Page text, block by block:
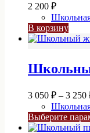
2 200 ₽
В корзину
3 050 ₽ – 3 250
Выберите